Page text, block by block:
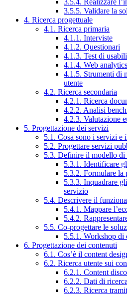
3.5.4. Realizzare
3.5.5. Validare la
4. Ricerca progettuale
4.1. Ricerca primaria
4.1.1. Interviste
4.1.2. Questionari
4.1.3. Test di
4.1.4. Web analytics
4.1.5. Strumenti di
utente
4.2. Ricerca secondaria
4.2.1. Ricerca
4.2.2. Analisi
4.2.3. Valutazione
5. Progettazione dei servizi
5.1. Cosa sono i servizi e
5.2. Progettare servizi
5.3. Definire il modello di
5.3.1. Identificare
5.3.2. Formulare la
5.3.3. Inquadrare
servizio
5.4. Descrivere il
5.4.1. Mappare
5.4.2.
5.5. Co-progettare le
5.5.1. Workshop di
6. Progettazione dei contenuti
6.1. Cos’è il content
6.2. Ricerca utente sui
6.2.1. Content
6.2.2. Dati di
6.2.3. Ricerca